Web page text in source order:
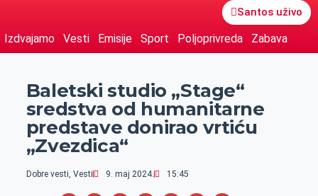
Santos uživo
Izdvajamo Vesti Emisije Sport Poljoprivreda Zabava
Baletski studio „Stage“
sredstva od humanitarne
predstave donirao vrtiću
„Zvezdica“
Dobre vesti, Vesti 9. maj 2024. 15:45